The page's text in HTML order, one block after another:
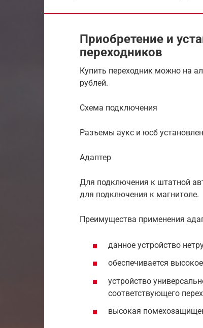
Приобретение и
переходников
Купить переходник можно на
рублей.
Схема подключения
Разъемы аукс и юсб
Адаптер
Для подключения к штатной
для подключения к магнитоле.
Преимущества применения
данное устройство
обеспечивается
устройство
соответствующего
высокая